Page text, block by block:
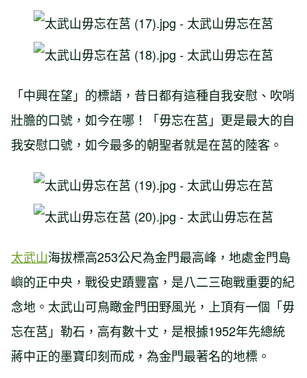
「中興在望」的標語，昔日都有這種自我安慰、吹哨
壯膽的口號，如今在哪！「毋忘在莒」更是最大的自
我安慰口號，如今最多的朝聖者就是在莒的陸客。
太武山海拔標高253公尺為金門最高峰，地處金門島
嶼的正中央，戰役史蹟豐富，是八二三砲戰重要的紀
念地。 太武山可鳥瞰金門田野風光，上頂有一個「毋
忘在莒」勒石，高有數十丈，是根據1952年先總統
蔣中正的墨寶印刻而成，為金門最著名的地標。